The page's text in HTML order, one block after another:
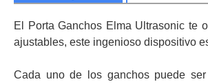
El Porta Ganchos Elma Ultrasonic te
ajustables, este ingenioso dispositivo
Cada uno de los ganchos puede